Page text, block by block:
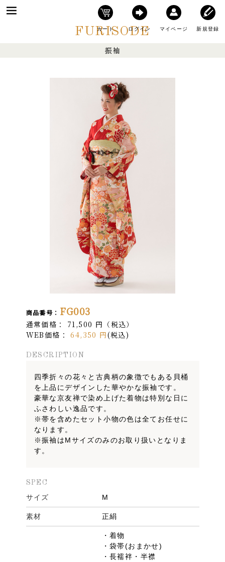
カート ログイン マイページ 新規登録
FURISODE
振袖
商品番号： FG003
通常価格： 71,500 円 （税込）
WEB価格：
64,350 円(税込)
DESCRIPTION
四季折々の花々と古典柄の象徴でもある貝桶
を上品にデザインした華やかな振袖です。
豪華な京友禅で染め上げた着物は特別な日に
ふさわしい逸品です。
※帯を含めたセット小物の色は全てお任せに
なります。
※振袖はMサイズのみのお取り扱いとなりま
す。
SPEC
サイズ M
素材 正絹
・着物
・袋帯(おまかせ)
・長襦袢・半襟